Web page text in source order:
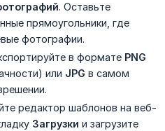
. Оставьте
прямоугольники, где
фотографии.
в формате PNG
или JPG в самом
редактор шаблонов на веб-
Загрузки и загрузите